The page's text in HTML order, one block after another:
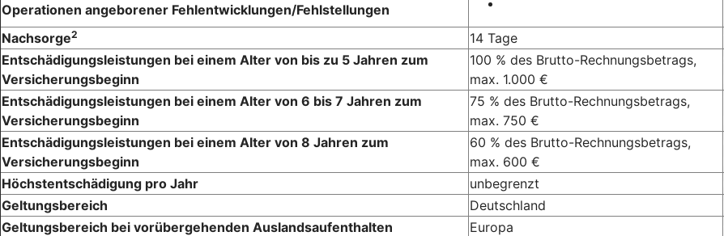
Operationen angeborener Fehlentwicklungen/Fehlstellungen
Nachsorge2 14 Tage
Entschädigungsleistungen bei einem Alter von bis zu 5 Jahren zum
Versicherungsbeginn
100 % des Brutto-Rechnungsbetrags,
max. 1.000 €
Entschädigungsleistungen bei einem Alter von 6 bis 7 Jahren zum
Versicherungsbeginn
75 % des Brutto-Rechnungsbetrags,
max. 750 €
Entschädigungsleistungen bei einem Alter von 8 Jahren zum
Versicherungsbeginn
60 % des Brutto-Rechnungsbetrags,
max. 600 €
Höchstentschädigung pro Jahr
unbegrenzt
Geltungsbereich
Deutschland
Geltungsbereich bei vorübergehenden Auslandsaufenthalten
Europa